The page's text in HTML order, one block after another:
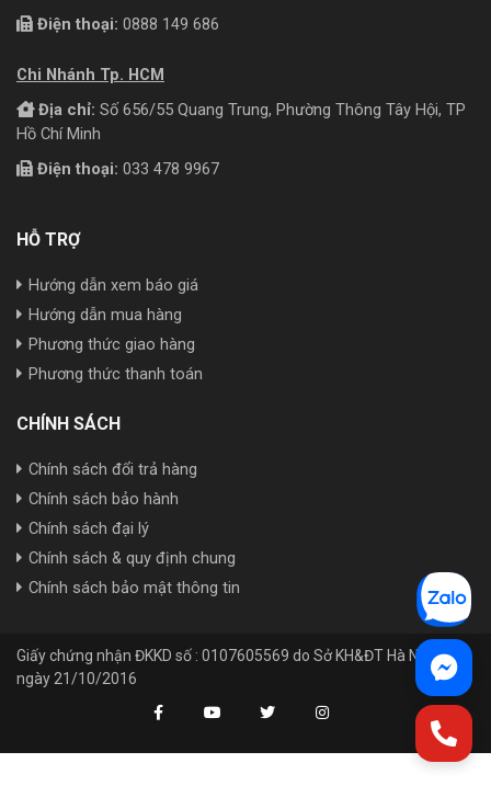
Điện thoại: 0888 149 686
Chi Nhánh Tp. HCM
Địa chỉ: Số 656/55 Quang Trung, Phường Thông Tây Hội, TP
Hồ Chí Minh
Điện thoại: 033 478 9967
HỖ TRỢ
Hướng dẫn xem báo giá
Hướng dẫn mua hàng
Phương thức giao hàng
Phương thức thanh toán
CHÍNH SÁCH
Chính sách đổi trả hàng
Chính sách bảo hành
Chính sách đại lý
Chính sách & quy định chung
Chính sách bảo mật thông tin
Giấy chứng nhận ĐKKD số : 0107605569 do Sở KH&ĐT Hà Nội cấp
ngày 21/10/2016